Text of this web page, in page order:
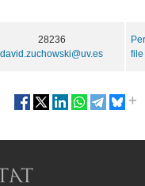
28236
david.zuchowski@uv.es
file